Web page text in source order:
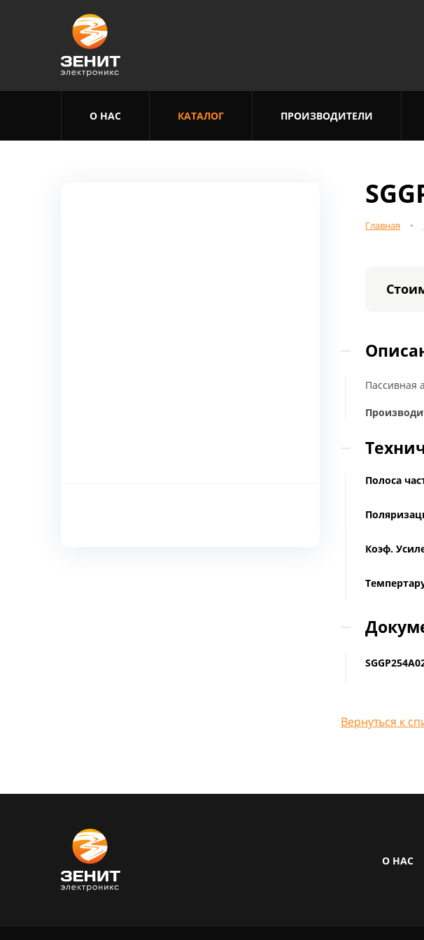
О НАС КАТАЛОГ ПРОИЗВОДИТЕЛИ
Главная
Пассивная
Полоса
Коэф.
Вернуться к
О НАС